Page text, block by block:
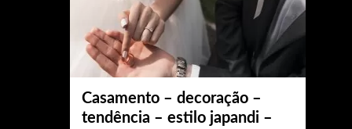
Casamento – decoração –
tendência – estilo japandi –